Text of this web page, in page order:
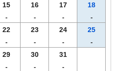
なる場合がございます。
15
-
16
-
17
-
18
-
22
-
23
-
24
-
25
-
29
-
30
-
31
-